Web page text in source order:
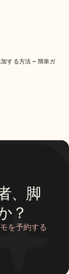
する方法 – 簡単ガ
、脚
？
を予約する